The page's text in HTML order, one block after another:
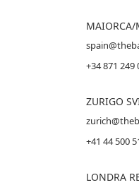
MAIORCA/
+34 871 249
ZURIGO
+41 44 500
LONDRA